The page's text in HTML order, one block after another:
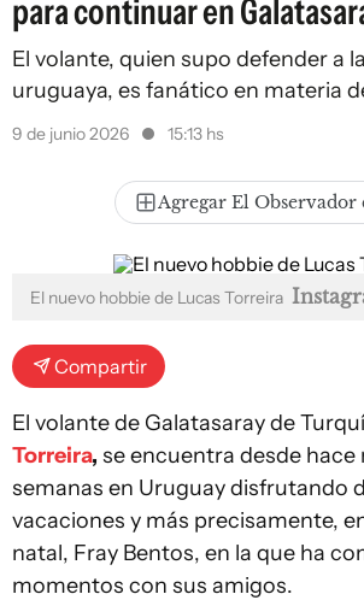
para continuar en
El volante, quien supo defender a
uruguaya, es fanático en materia
9 de junio 2026 15:13 hs
Agregar El Observador
El nuevo hobbie de Lucas Torreira
Compartir
El volante de Galatasaray de
Torreira, se encuentra desde hace
semanas en Uruguay disfrutando
vacaciones y más precisamente,
natal, Fray Bentos, en la que ha
momentos con sus amigos.